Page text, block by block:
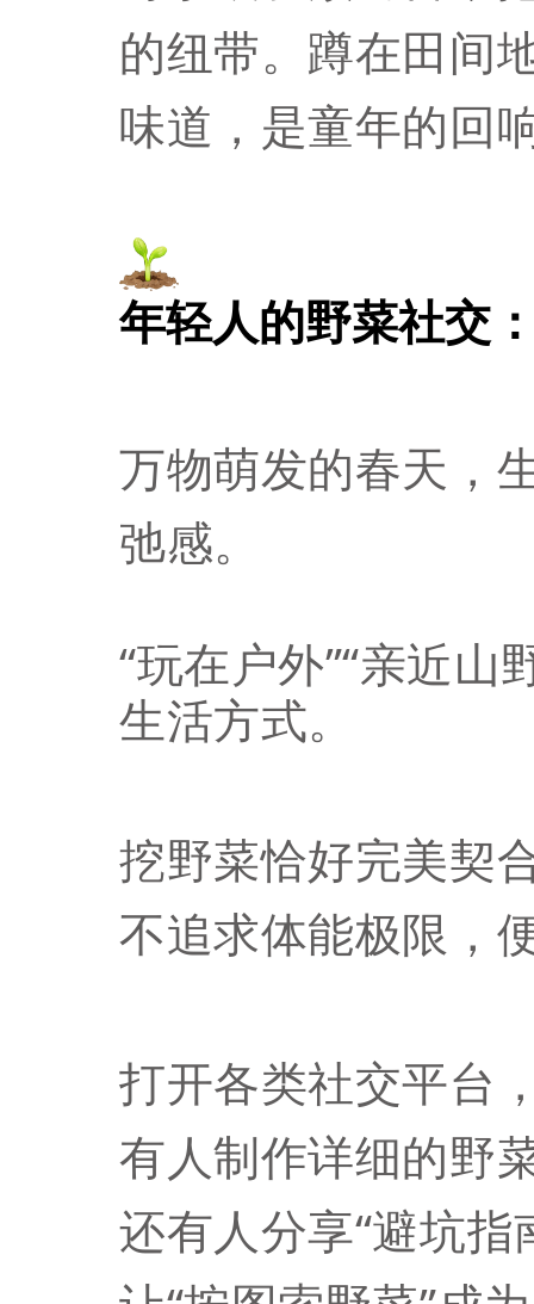
的纽带。 蹲在田间
味道，是童年的回
年轻人的野菜社交
万物萌发的春天，
弛感。
“玩在户外”“亲近
生活方式。
挖野菜恰好完美契
不追求体能极限，
打开各类社交平台
有人制作详细的野
还有人分享“避坑